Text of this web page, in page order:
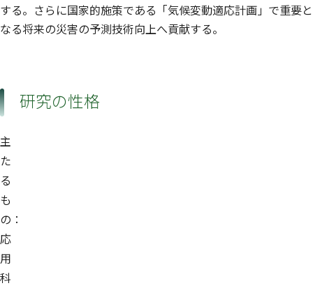
する。さらに国家的施策である「気候変動適応計画」で重要と
なる将来の災害の予測技術向上へ貢献する。
研究の性格
主
た
る
も
の：
応
用
科